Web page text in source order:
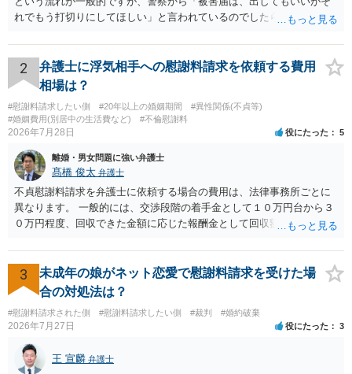
（おそらく，建物も共同担保に入っていると思うので，競売自体はさ
名義人である夫に請求されることになります。相談者は，債務に関係
なく，連帯保証人でもありませんので，負担する理由がありません。
離婚については，相手方が離婚したいようですから，離婚自体はこち
らの意思次第だと思います。慰謝料を請求する際に，この不動産の経
過も含めて，どのように相談者が精神的苦痛を受けたかの際に述べて
いく事情になると思います。 法律問題より，夫婦間の問題（離婚の問
題）の方がウェイトが大きいような問題のような印象を受けました。
だからこそ，夫に対する話ではなく，全て相談者に向いているように
思うのです。
れでもう打切りにしてほしい」と言われているのでしたら、あまり結
検察庁に訴えるのもありかもしれないですが、実際に捜査をするの
は、結局所轄だと思われますので、やはり結論は変わらないかもしれ
ないです。 一度、最寄りの「刑事に強い」とうたっている弁護士に相
談してみてはいかがでしょうか。 以上、ご参考まで。
2
弁護士に浮気相手への慰謝料請求を依頼する費用
相場は？
#慰謝料請求したい側 #20年以上の婚姻期間
#異性関係(不貞等)
#婚姻費用(別居中の生活費など)
#不倫慰謝料
2026年7月28日 役にたった 5
離婚・男女問題に強い弁護士
髙橋 俊太 弁護士
不貞慰謝料請求を弁護士に依頼する場合の費用は、法律事務所ごとに
異なります。 一般的には、交渉段階の着手金として１０万円台から３
０万円程度、回収できた金額に応じた報酬金として回収額の１０％か
には、追加着手金や日当、実費が発生することもあります。 もっと
も、証拠が十分にあるか、相手方の住所・勤務先が分かるか、慰謝料
額、離婚の有無、交渉で終わるか訴訟まで見込むかによって、費用は
変わり得ます。依頼前に、交渉だけの場合、訴訟になった場合、回収
できなかった場合の費用を確認しておくとよいでしょう。 弁護士選び
では、不貞慰謝料案件の経験が相応にあるか、費用体系が明確か、見
通しを過度に楽観的に言い過ぎないか、質問に具体的に答えてくれる
か、連絡方法（メール、電話、弁護士直接か事務局員を介するかな
3
未成年の娘がネット恋愛で慰謝料請求を受けた場
合の対処法は？
#慰謝料請求された側 #慰謝料請求したい側 #裁判 #婚約破棄
2026年7月27日 役にたった 3
王 宣麟 弁護士